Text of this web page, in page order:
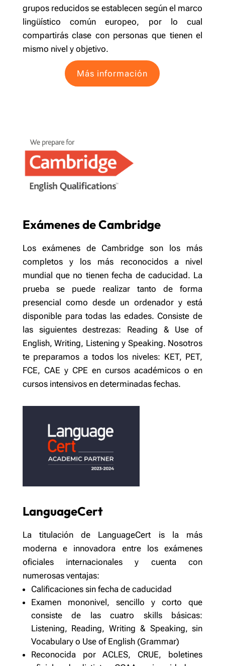
grupos reducidos se establecen según el marco
lingüístico común europeo, por lo cual
compartirás clase con personas que tienen el
mismo nivel y objetivo.
Más información
Exámenes de Cambridge
Los exámenes de Cambridge son los más
completos y los más reconocidos a nivel
mundial que no tienen fecha de caducidad. La
prueba se puede realizar tanto de forma
presencial como desde un ordenador y está
disponible para todas las edades. Consiste de
las siguientes destrezas: Reading & Use of
English, Writing, Listening y Speaking. Nosotros
te preparamos a todos los niveles: KET, PET,
FCE, CAE y CPE en cursos académicos o en
cursos intensivos en determinadas fechas.
LanguageCert
La titulación de LanguageCert is la más
moderna e innovadora entre los exámenes
oficiales internacionales y cuenta con
numerosas ventajas:
Calificaciones sin fecha de caducidad
Examen mononivel, sencillo y corto que
consiste de las cuatro skills básicas:
Listening, Reading, Writing & Speaking, sin
Vocabulary o Use of English (Grammar)
Reconocida por ACLES, CRUE, boletines